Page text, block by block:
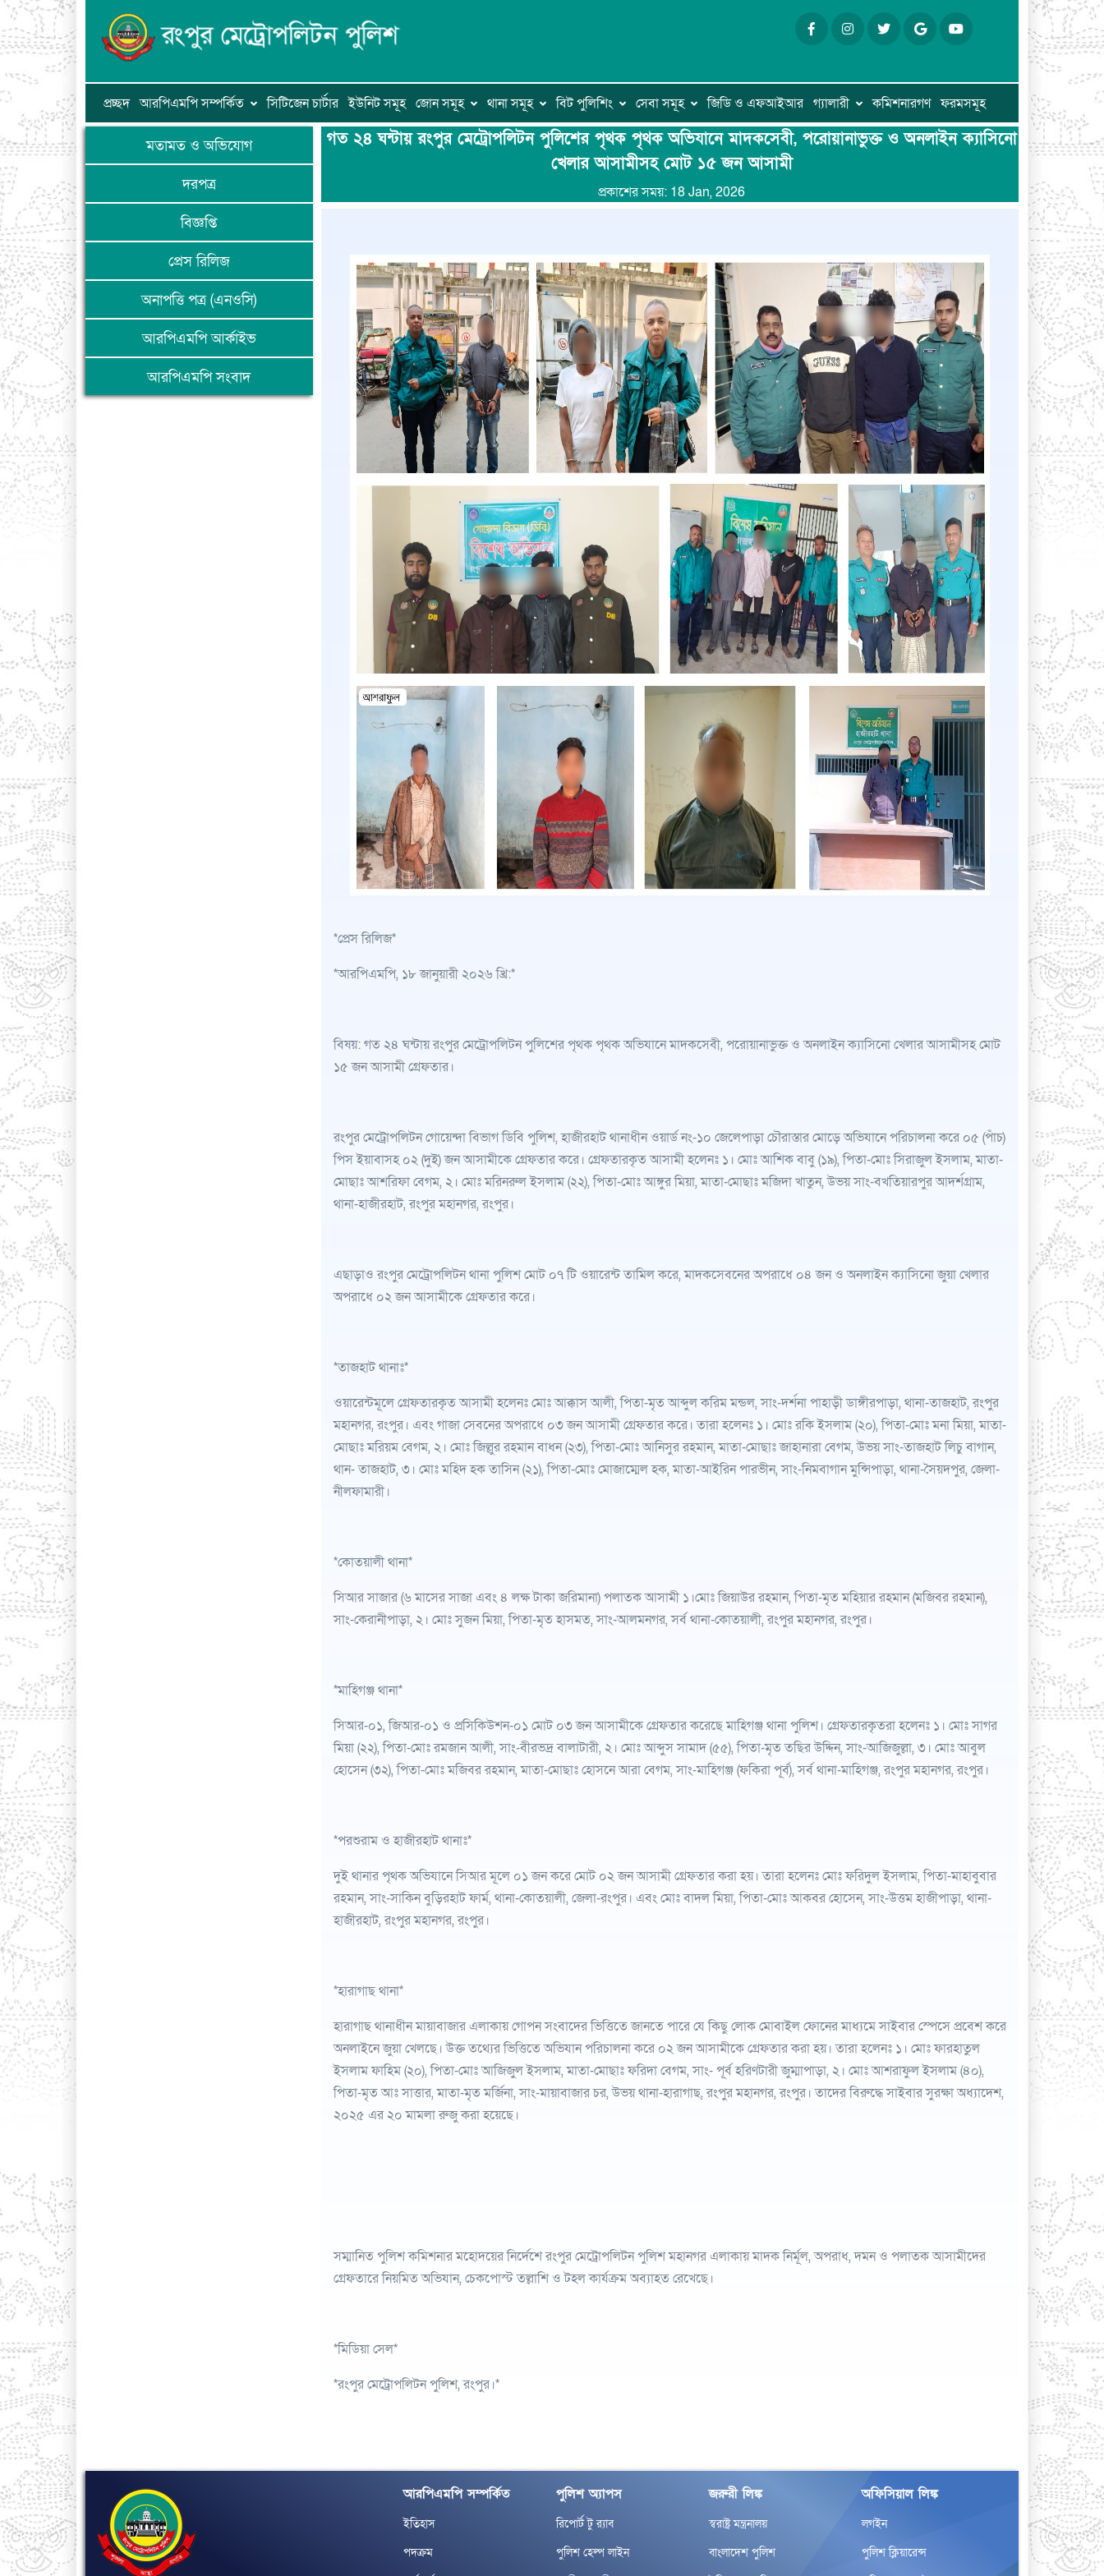
প্রচ্ছদ আরপিএমপি সম্পর্কিত সিটিজেন চার্টার ইউনিট সমূহ জোন সমূহ থানা সমূহ বিট পুলিশিং সেবা সমূহ জিডি ও এফআইআর গ্যালারী কমিশনারগণ ফরমসমূহ
মতামত ও অভিযোগ
দরপত্র
বিজ্ঞপ্তি
প্রেস রিলিজ
অনাপত্তি পত্র (এনওসি)
আরপিএমপি আর্কাইভ
আরপিএমপি সংবাদ
গত ২৪ ঘন্টায় রংপুর মেট্রোপলিটন পুলিশের পৃথক পৃথক অভিযানে মাদকসেবী, পরোয়ানাভুক্ত ও অনলাইন ক্যাসিনো
খেলার আসামীসহ মোট ১৫ জন আসামী
প্রকাশের সময়: 18 Jan, 2026
*প্রেস রিলিজ*
*আরপিএমপি, ১৮ জানুয়ারী ২০২৬ খ্রি:*
বিষয়: গত ২৪ ঘন্টায় রংপুর মেট্রোপলিটন পুলিশের পৃথক পৃথক অভিযানে মাদকসেবী, পরোয়ানাভুক্ত ও অনলাইন ক্যাসিনো খেলার আসামীসহ মোট
১৫ জন আসামী গ্রেফতার।
রংপুর মেট্রোপলিটন গোয়েন্দা বিভাগ ডিবি পুলিশ, হাজীরহাট থানাধীন ওয়ার্ড নং-১০ জেলেপাড়া চৌরাস্তার মোড়ে অভিযানে পরিচালনা করে ০৫ (পাঁচ)
পিস ইয়াবাসহ ০২ (দুই) জন আসামীকে গ্রেফতার করে। গ্রেফতারকৃত আসামী হলেনঃ ১। মোঃ আশিক বাবু (১৯), পিতা-মোঃ সিরাজুল ইসলাম, মাতা-
মোছাঃ আশরিফা বেগম, ২। মোঃ মরিনরুল ইসলাম (২২), পিতা-মোঃ আঙ্গুর মিয়া, মাতা-মোছাঃ মজিদা খাতুন, উভয় সাং-বখতিয়ারপুর আদর্শগ্রাম,
থানা-হাজীরহাট, রংপুর মহানগর, রংপুর।
এছাড়াও রংপুর মেট্রোপলিটন থানা পুলিশ মোট ০৭ টি ওয়ারেন্ট তামিল করে, মাদকসেবনের অপরাধে ০৪ জন ও অনলাইন ক্যাসিনো জুয়া খেলার
অপরাধে ০২ জন আসামীকে গ্রেফতার করে।
*তাজহাট থানাঃ*
ওয়ারেন্টমূলে গ্রেফতারকৃত আসামী হলেনঃ মোঃ আক্কাস আলী, পিতা-মৃত আব্দুল করিম মন্ডল, সাং-দর্শনা পাহাড়ী ডাঙ্গীরপাড়া, থানা-তাজহাট, রংপুর
মহানগর, রংপুর। এবং গাজা সেবনের অপরাধে ০৩ জন আসামী গ্রেফতার করে। তারা হলেনঃ ১। মোঃ রকি ইসলাম (২০), পিতা-মোঃ মনা মিয়া, মাতা-
মোছাঃ মরিয়ম বেগম, ২। মোঃ জিল্লুর রহমান বাধন (২৩), পিতা-মোঃ আনিসুর রহমান, মাতা-মোছাঃ জাহানারা বেগম, উভয় সাং-তাজহাট লিচু বাগান,
থান- তাজহাট, ৩। মোঃ মহিদ হক তাসিন (২১), পিতা-মোঃ মোজাম্মেল হক, মাতা-আইরিন পারভীন, সাং-নিমবাগান মুন্সিপাড়া, থানা-সৈয়দপুর, জেলা-
নীলফামারী।
*কোতয়ালী থানা*
সিআর সাজার (৬ মাসের সাজা এবং ৪ লক্ষ টাকা জরিমানা) পলাতক আসামী ১।মোঃ জিয়াউর রহমান, পিতা-মৃত মহিয়ার রহমান (মজিবর রহমান),
সাং-কেরানীপাড়া, ২। মোঃ সুজন মিয়া, পিতা-মৃত হাসমত, সাং-আলমনগর, সর্ব থানা-কোতয়ালী, রংপুর মহানগর, রংপুর।
*মাহিগঞ্জ থানা*
সিআর-০১, জিআর-০১ ও প্রসিকিউশন-০১ মোট ০৩ জন আসামীকে গ্রেফতার করেছে মাহিগঞ্জ থানা পুলিশ। গ্রেফতারকৃতরা হলেনঃ ১। মোঃ সাগর
মিয়া (২২), পিতা-মোঃ রমজান আলী, সাং-বীরভদ্র বালাটারী, ২। মোঃ আব্দুস সামাদ (৫৫), পিতা-মৃত তছির উদ্দিন, সাং-আজিজুল্লা, ৩। মোঃ আবুল
হোসেন (৩২), পিতা-মোঃ মজিবর রহমান, মাতা-মোছাঃ হোসনে আরা বেগম, সাং-মাহিগঞ্জ (ফকিরা পূর্ব), সর্ব থানা-মাহিগঞ্জ, রংপুর মহানগর, রংপুর।
*পরশুরাম ও হাজীরহাট থানাঃ*
দুই থানার পৃথক অভিযানে সিআর মূলে ০১ জন করে মোট ০২ জন আসামী গ্রেফতার করা হয়। তারা হলেনঃ মোঃ ফরিদুল ইসলাম, পিতা-মাহাবুবার
রহমান, সাং-সাকিন বুড়িরহাট ফার্ম, থানা-কোতয়ালী, জেলা-রংপুর। এবং মোঃ বাদল মিয়া, পিতা-মোঃ আকবর হোসেন, সাং-উত্তম হাজীপাড়া, থানা-
হাজীরহাট, রংপুর মহানগর, রংপুর।
*হারাগাছ থানা*
হারাগাছ থানাধীন মায়াবাজার এলাকায় গোপন সংবাদের ভিত্তিতে জানতে পারে যে কিছু লোক মোবাইল ফোনের মাধ্যমে সাইবার স্পেসে প্রবেশ করে
অনলাইনে জুয়া খেলছে। উক্ত তথ্যের ভিত্তিতে অভিযান পরিচালনা করে ০২ জন আসামীকে গ্রেফতার করা হয়। তারা হলেনঃ ১। মোঃ ফারহাতুল
ইসলাম ফাহিম (২০), পিতা-মোঃ আজিজুল ইসলাম, মাতা-মোছাঃ ফরিদা বেগম, সাং- পূর্ব হরিণটারী জুম্মাপাড়া, ২। মোঃ আশরাফুল ইসলাম (৪০),
পিতা-মৃত আঃ সাত্তার, মাতা-মৃত মর্জিনা, সাং-মায়াবাজার চর, উভয় থানা-হারাগাছ, রংপুর মহানগর, রংপুর। তাদের বিরুদ্ধে সাইবার সুরক্ষা অধ্যাদেশ,
২০২৫ এর ২০ মামলা রুজু করা হয়েছে।
সম্মানিত পুলিশ কমিশনার মহোদয়ের নির্দেশে রংপুর মেট্রোপলিটন পুলিশ মহানগর এলাকায় মাদক নির্মূল, অপরাধ, দমন ও পলাতক আসামীদের
গ্রেফতারে নিয়মিত অভিযান, চেকপোস্ট তল্লাশি ও টহল কার্যক্রম অব্যাহত রেখেছে।
*মিডিয়া সেল*
*রংপুর মেট্রোপলিটন পুলিশ, রংপুর।*
আরপিএমপি সম্পর্কিত
ইতিহাস
পদক্রম
পুলিশ অ্যাপস
রিপোর্ট টু র‌্যাব
পুলিশ হেল্প লাইন
জরুরী লিঙ্ক
স্বরাষ্ট্র মন্ত্রনালয়
বাংলাদেশ পুলিশ
অফিসিয়াল লিঙ্ক
লগইন
পুলিশ ক্লিয়ারেন্স